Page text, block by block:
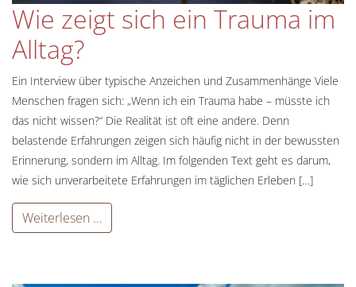
Wie zeigt sich ein Trauma im
Alltag?
Ein Interview über typische Anzeichen und Zusammenhänge Viele
Menschen fragen sich: „Wenn ich ein Trauma habe – müsste ich
das nicht wissen?“ Die Realität ist oft eine andere. Denn
belastende Erfahrungen zeigen sich häufig nicht in der bewussten
Erinnerung, sondern im Alltag. Im folgenden Text geht es darum,
wie sich unverarbeitete Erfahrungen im täglichen Erleben […]
Weiterlesen …